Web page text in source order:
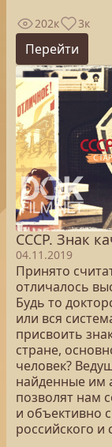
202к 3к
Перейти
СССР. Знак
04.11.2019
Принято
отличалось
Будь то
или вся
присвоить
стране,
человек?
найденные им
позволят нам
и объективно
российского и